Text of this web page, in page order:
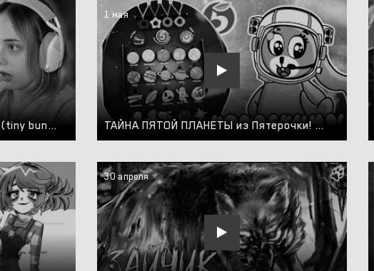
Поход за маньяком / ЗАЙЧИК 2 (tiny bunny) || NIKOL KOULEN
1 мая
ТАЙНА ПЯТОЙ ПЛАНЕТЫ из Пятерочки! Нашли редкую ПЯТЕРОЧКУ! Зайка Лу собрала всю коллекцию.
30 апреля